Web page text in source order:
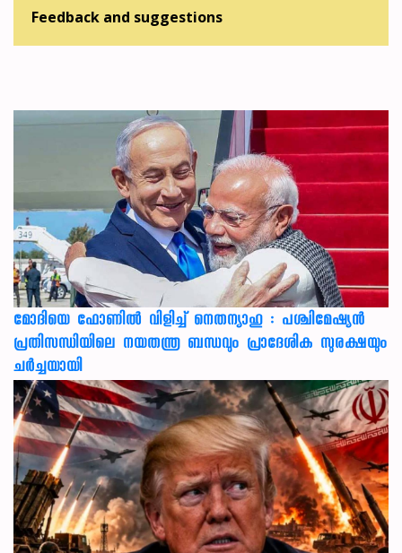
Feedback and suggestions
മോദിയെ ഫോണിൽ വിളിച്ച് നെതന്യാഹു : പശ്ചിമേഷ്യൻ
പ്രതിസന്ധിയിലെ നയതന്ത്ര ബന്ധവും പ്രാദേശിക സുരക്ഷയും
ചർച്ചയായി